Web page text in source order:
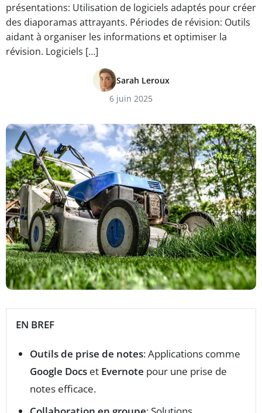
présentations: Utilisation de logiciels adaptés pour créer
des diaporamas attrayants. Périodes de révision: Outils
aidant à organiser les informations et optimiser la
révision. Logiciels […]
Sarah Leroux
6 juin 2025
EN BREF
Outils de prise de notes: Applications comme
Google Docs et Evernote pour une prise de
notes efficace.